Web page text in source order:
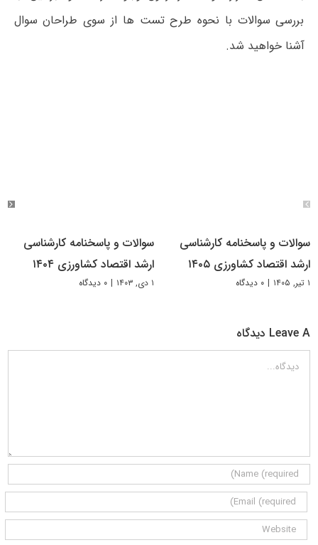
بررسی سوالات با نحوه طرح تست ها از سوی طراحان سوال
آشنا خواهید شد.
سوالات و پاسخنامه کارشناسی
ارشد اقتصاد کشاورزی ۱۴۰۵
۱ تیر, ۱۴۰۵ | ۰ دیدگاه
سوالات و پاسخنامه کارشناسی
ارشد اقتصاد کشاورزی ۱۴۰۴
۱ دی, ۱۴۰۳ | ۰ دیدگاه
Leave A دیدگاه
دیدگاه